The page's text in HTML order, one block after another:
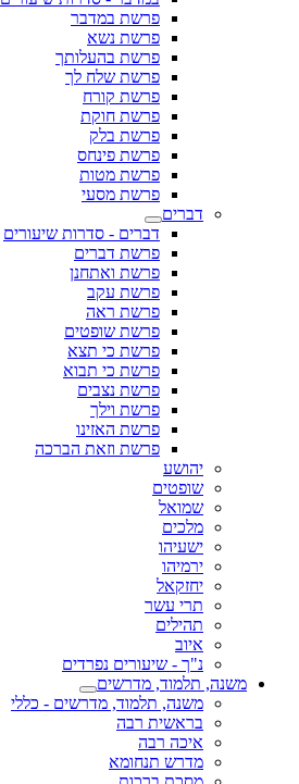
פרשת במדבר
פרשת נשא
פרשת בהעלותך
פרשת שלח לך
פרשת קורח
פרשת חוקת
פרשת בלק
פרשת פינחס
פרשת מטות
פרשת מסעי
דברים
דברים - סדרות שיעורים
פרשת דברים
פרשת ואתחנן
פרשת עקב
פרשת ראה
פרשת שופטים
פרשת כי תצא
פרשת כי תבוא
פרשת נצבים
פרשת וילך
פרשת האזינו
פרשת וזאת הברכה
יהושע
שופטים
שמואל
מלכים
ישעיהו
ירמיהו
יחזקאל
תרי עשר
תהילים
איוב
נ"ך - שיעורים נפרדים
משנה, תלמוד, מדרשים
משנה, תלמוד, מדרשים - כללי
בראשית רבה
איכה רבה
מדרש תנחומא